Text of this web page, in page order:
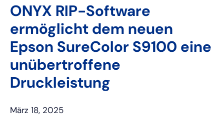
ONYX RIP-Software
ermöglicht dem neuen
Epson SureColor S9100 eine
unübertroffene
Druckleistung
März 18, 2025